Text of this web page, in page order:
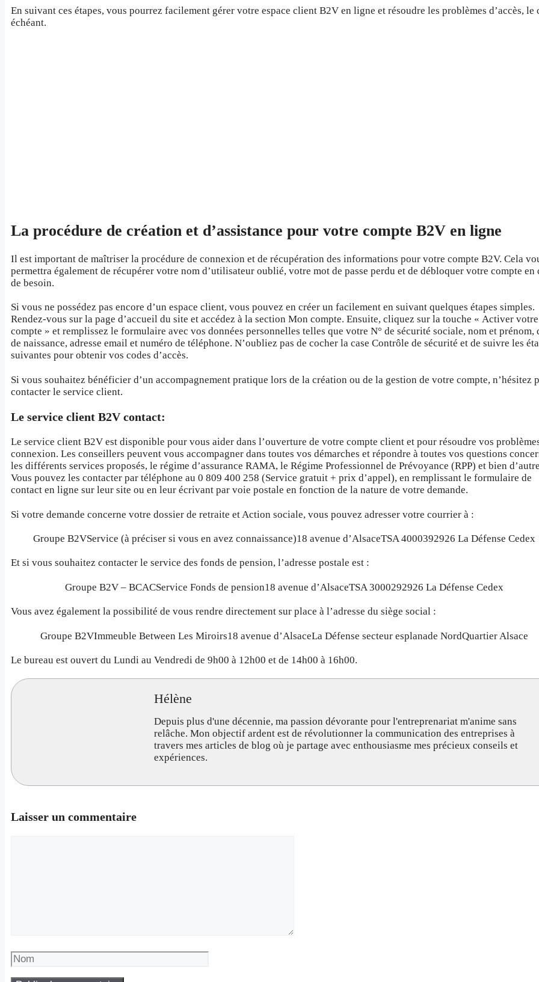
En suivant ces étapes, vous pourrez facilement gérer votre espace client B2V en ligne et résoudre les problèmes d’accès, le
échéant.
La procédure de création et d’assistance pour votre compte B2V en ligne
Il est important de maîtriser la procédure de connexion et de récupération des informations pour votre compte B2V. Cela
permettra également de récupérer votre nom d’utilisateur oublié, votre mot de passe perdu et de débloquer votre compte en
de besoin.
Si vous ne possédez pas encore d’un espace client, vous pouvez en créer un facilement en suivant quelques étapes simples.
Rendez-vous sur la page d’accueil du site et accédez à la section Mon compte. Ensuite, cliquez sur la touche « Activer votre
compte » et remplissez le formulaire avec vos données personnelles telles que votre N° de sécurité sociale, nom et prénom,
de naissance, adresse email et numéro de téléphone. N’oubliez pas de cocher la case Contrôle de sécurité et de suivre les
suivantes pour obtenir vos codes d’accès.
Si vous souhaitez bénéficier d’un accompagnement pratique lors de la création ou de la gestion de votre compte, n’hésitez
contacter le service client.
Le service client B2V contact:
Le service client B2V est disponible pour vous aider dans l’ouverture de votre compte client et pour résoudre vos
connexion. Les conseillers peuvent vous accompagner dans toutes vos démarches et répondre à toutes vos questions
les différents services proposés, le régime d’assurance RAMA, le Régime Professionnel de Prévoyance (RPP) et bien
Vous pouvez les contacter par téléphone au 0 809 400 258 (Service gratuit + prix d’appel), en remplissant le formulaire de
contact en ligne sur leur site ou en leur écrivant par voie postale en fonction de la nature de votre demande.
Si votre demande concerne votre dossier de retraite et Action sociale, vous pouvez adresser votre courrier à :
Groupe B2VService (à préciser si vous en avez connaissance)18 avenue d’AlsaceTSA 4000392926 La Défense Cedex
Et si vous souhaitez contacter le service des fonds de pension, l’adresse postale est :
Groupe B2V – BCACService Fonds de pension18 avenue d’AlsaceTSA 3000292926 La Défense Cedex
Vous avez également la possibilité de vous rendre directement sur place à l’adresse du siège social :
Groupe B2VImmeuble Between Les Miroirs18 avenue d’AlsaceLa Défense secteur esplanade NordQuartier Alsace
Le bureau est ouvert du Lundi au Vendredi de 9h00 à 12h00 et de 14h00 à 16h00.
Hélène
Depuis plus d'une décennie, ma passion dévorante pour l'entreprenariat m'anime sans
relâche. Mon objectif ardent est de révolutionner la communication des entreprises à
travers mes articles de blog où je partage avec enthousiasme mes précieux conseils et
expériences.
Laisser un commentaire
Nom